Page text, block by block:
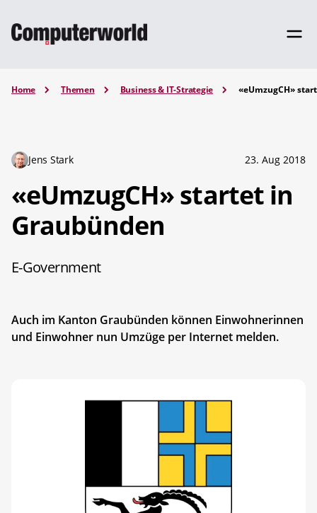
Home Themen Business & IT-Strategie «eUmzugCH»
Jens Stark 23. Aug 2018
«eUmzugCH» startet in
Graubünden
E-Government
Auch im Kanton Graubünden können Einwohnerinnen
und Einwohner nun Umzüge per Internet melden.